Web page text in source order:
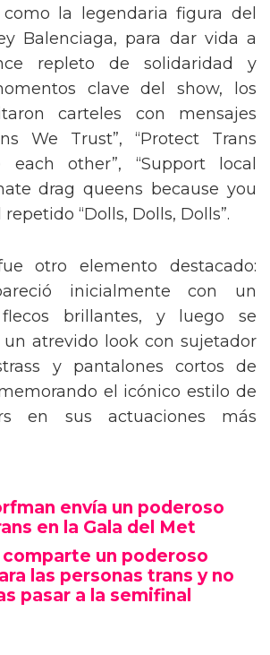
la legendaria figura del
Balenciaga, para dar vida a
repleto de solidaridad y
clave del show, los
carteles con mensajes
We Trust”, “Protect Trans
each other”, “Support local
drag queens because you
repetido “Dolls, Dolls, Dolls”.
otro elemento destacado:
inicialmente con un
brillantes, y luego se
atrevido look con sujetador
y pantalones cortos de
el icónico estilo de
en sus actuaciones más
envía un poderoso
en la Gala del Met
un poderoso
las personas trans y no
pasar a la semifinal